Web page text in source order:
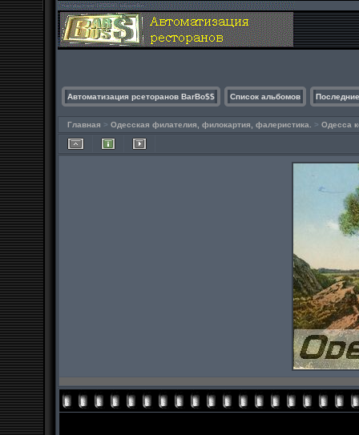
Автоматизация рсеторанов BarBo$$ Список альбомов
Главная > Одесская филателия, филокартия, фалеристика. > Одесса